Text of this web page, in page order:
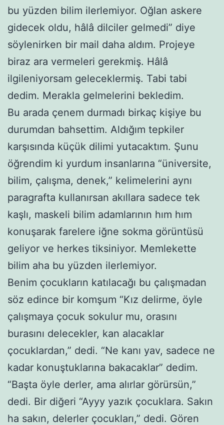
bu yüzden bilim ilerlemiyor. Oğlan askere
gidecek oldu, hâlâ dilciler gelmedi” diye
söylenirken bir mail daha aldım. Projeye
biraz ara vermeleri gerekmiş. Hâlâ
ilgileniyorsam geleceklermiş. Tabi tabi
dedim. Merakla gelmelerini bekledim.
Bu arada çenem durmadı birkaç kişiye bu
durumdan bahsettim. Aldığım tepkiler
karşısında küçük dilimi yutacaktım. Şunu
öğrendim ki yurdum insanlarına “üniversite,
bilim, çalışma, denek,” kelimelerini aynı
paragrafta kullanırsan akıllara sadece tek
kaşlı, maskeli bilim adamlarının hım hım
konuşarak farelere iğne sokma görüntüsü
geliyor ve herkes tiksiniyor. Memlekette
bilim aha bu yüzden ilerlemiyor.
Benim çocukların katılacağı bu çalışmadan
söz edince bir komşum “Kız delirme, öyle
çalışmaya çocuk sokulur mu, orasını
burasını delecekler, kan alacaklar
çocuklardan,” dedi. “Ne kanı yav, sadece ne
kadar konuştuklarına bakacaklar” dedim.
“Başta öyle derler, ama alırlar görürsün,”
dedi. Bir diğeri “Ayyy yazık çocuklara. Sakın
ha sakın, delerler çocukları,” dedi. Gören